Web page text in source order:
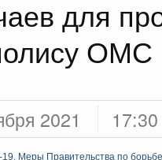
для
ОМС
2021 17:30
19. Меры Правительства по
Демография
Здоровье
Культура
программы